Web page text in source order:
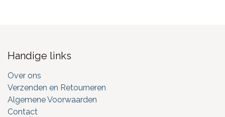
Handige links
Over ons
Verzenden en Retourneren
Algemene Voorwaarden
Contact